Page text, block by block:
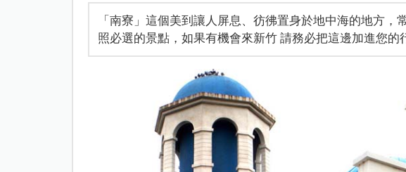
「南寮」這個美到讓人屏息、彷彿置身於地中海的地方，
照必選的景點，如果有機會來新竹 請務必把這邊加進您的